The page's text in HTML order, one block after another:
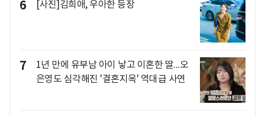
6 [사진]김희애, 우아한 등장
7
1년 만에 유부남 아이 낳고 이혼한 딸...오
은영도 심각해진 '결혼지옥' 역대급 사연